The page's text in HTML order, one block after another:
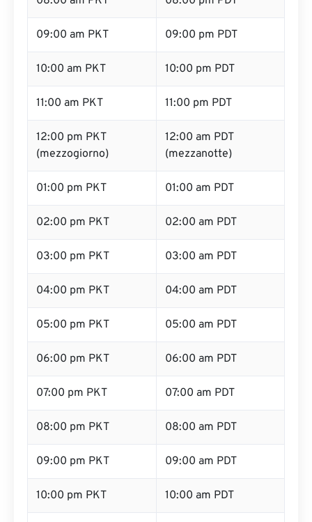
09:00 am PKT 09:00 pm PDT
10:00 am PKT 10:00 pm PDT
11:00 am PKT 11:00 pm PDT
12:00 pm PKT
(mezzogiorno)
12:00 am PDT
(mezzanotte)
01:00 pm PKT 01:00 am PDT
02:00 pm PKT 02:00 am PDT
03:00 pm PKT 03:00 am PDT
04:00 pm PKT 04:00 am PDT
05:00 pm PKT 05:00 am PDT
06:00 pm PKT 06:00 am PDT
07:00 pm PKT 07:00 am PDT
08:00 pm PKT 08:00 am PDT
09:00 pm PKT 09:00 am PDT
10:00 pm PKT 10:00 am PDT